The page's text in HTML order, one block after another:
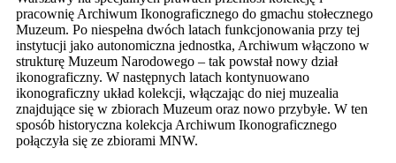
pracownię Archiwum Ikonograficznego do gmachu stołecznego
Muzeum. Po niespełna dwóch latach funkcjonowania przy tej
instytucji jako autonomiczna jednostka, Archiwum włączono w
strukturę Muzeum Narodowego – tak powstał nowy dział
ikonograficzny. W następnych latach kontynuowano
ikonograficzny układ kolekcji, włączając do niej muzealia
znajdujące się w zbiorach Muzeum oraz nowo przybyłe. W ten
sposób historyczna kolekcja Archiwum Ikonograficznego
połączyła się ze zbiorami MNW.